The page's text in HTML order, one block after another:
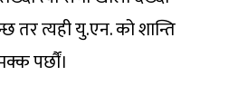
तर त्यही यु.एन. को शान्ति
पर्छौं।